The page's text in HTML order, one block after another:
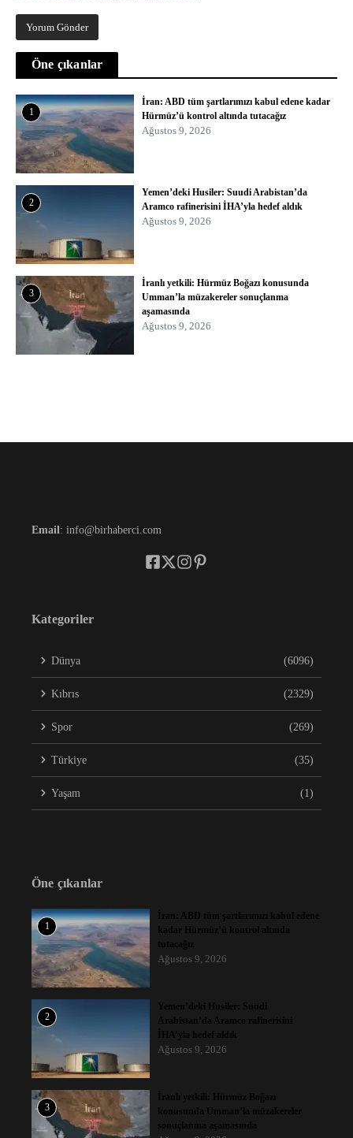
Öne çıkanlar
1
İran: ABD tüm şartlarımızı kabul edene kadar
Hürmüz’ü kontrol altında tutacağız
Ağustos 9, 2026
2
Yemen’deki Husiler: Suudi Arabistan’da
Aramco rafinerisini İHA’yla hedef aldık
Ağustos 9, 2026
3
İranlı yetkili: Hürmüz Boğazı konusunda
Umman’la müzakereler sonuçlanma
aşamasında
Ağustos 9, 2026
Email : info@birhaberci.com
Kategoriler
Dünya (6096)
Kıbrıs (2329)
Spor (269)
Türkiye (35)
Yaşam (1)
Öne çıkanlar
1
İran: ABD tüm şartlarımızı kabul edene
kadar Hürmüz’ü kontrol altında
tutacağız
Ağustos 9, 2026
2
Yemen’deki Husiler: Suudi
Arabistan’da Aramco rafinerisini
İHA’yla hedef aldık
Ağustos 9, 2026
3
İranlı yetkili: Hürmüz Boğazı
konusunda Umman’la müzakereler
sonuçlanma aşamasında